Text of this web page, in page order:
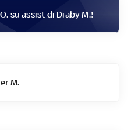
su assist di Diaby M.!
M.